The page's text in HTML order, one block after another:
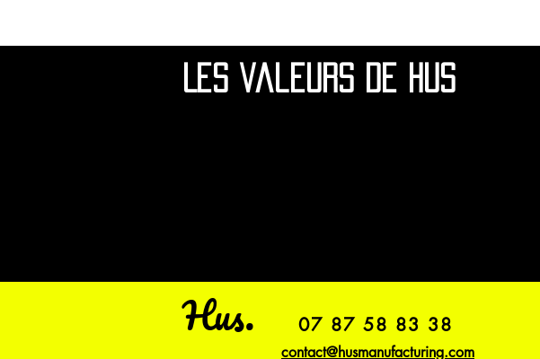
Les valeurs de Hus
Hus. 07 87 58 83 38
contact@husmanufacturing.com